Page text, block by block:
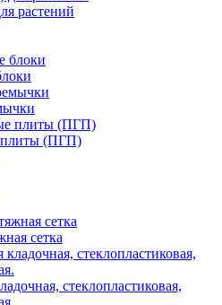
растений
плиты (ПГП)
сетка
стеклопластиковая,